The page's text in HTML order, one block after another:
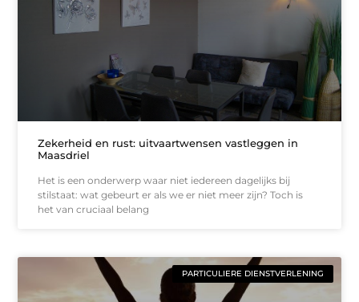
Zekerheid en rust: uitvaartwensen vastleggen in
Maasdriel
Het is een onderwerp waar niet iedereen dagelijks bij
stilstaat: wat gebeurt er als we er niet meer zijn? Toch is
het van cruciaal belang
PARTICULIERE DIENSTVERLENING